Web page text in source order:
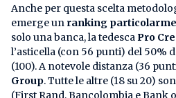
Anche per questa scelta
emerge un ranking
solo una banca, la tedescaPro
l’asticella (con 56 punti) del 50%
(100). A notevole distanza (36
Group. Tutte le altre (18 su 20)
(First Rand, Bancolombia e Bank